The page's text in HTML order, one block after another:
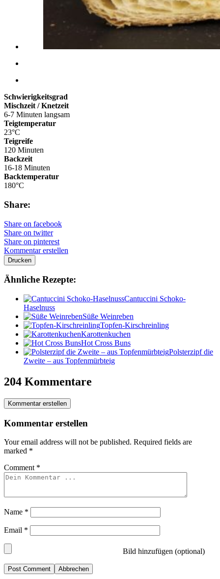
Schwierigkeitsgrad
Mischzeit / Knetzeit
6-7 Minuten langsam
Teigtemperatur
23°C
Teigreife
120 Minuten
Backzeit
16-18 Minuten
Backtemperatur
180°C
Share:
Share on facebook
Share on twitter
Share on pinterest
Kommentar erstellen
Drucken
Ähnliche Rezepte:
Cantuccini Schoko-
Haselnuss
Süße Weinreben
Topfen-Kirschreinling
Karottenkuchen
Hot Cross Buns
Polsterzipf die
Zweite – aus Topfenmürbteig
204 Kommentare
Kommentar erstellen
Kommentar erstellen
Your email address will not be published. Required fields are
marked *
Comment *
Name *
Email *
Bild hinzufügen (optional)
Abbrechen